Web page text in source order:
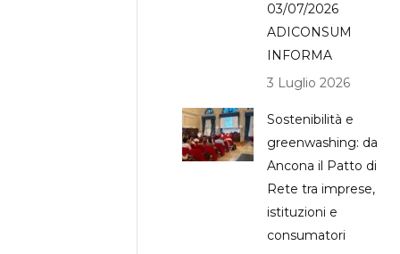
03/07/2026
ADICONSUM
INFORMA
3 Luglio 2026
Sostenibilità e
greenwashing: da
Ancona il Patto di
Rete tra imprese,
istituzioni e
consumatori